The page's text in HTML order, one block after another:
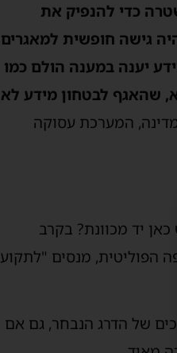
כדי להנפיק את
גישה חופשית למאגרים
יענה במענה הולם כמו
שהאגף לבטחון מידע לא
המערכת עסוקה
יד מכוונת? בקרב
הפוליטית, מנסים "לתקוע
של הדרג הנבחר, גם אם